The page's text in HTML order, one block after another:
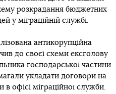
розкрадання бюджетних
у міграційній службі.
антикорупційна
до своєї схеми ексголову
господарської частини
укладати договори на
в офісі міграційної служби.